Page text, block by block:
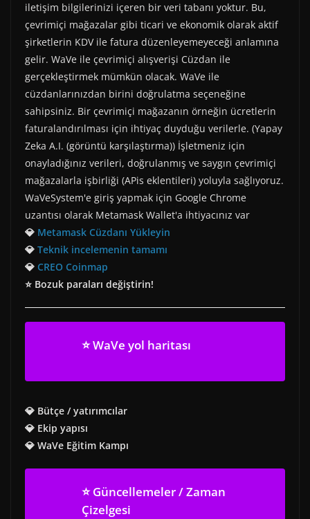
iletişim bilgilerinizi içeren bir veri tabanı yoktur. Bu,
çevrimiçi mağazalar gibi ticari ve ekonomik olarak aktif
şirketlerin KDV ile fatura düzenleyemeyeceği anlamına
gelir. WaVe ile çevrimiçi alışverişi Cüzdan ile
gerçekleştirmek mümkün olacak. WaVe ile
cüzdanlarınızdan birini doğrulatma seçeneğine
sahipsiniz. Bir çevrimiçi mağazanın örneğin ücretlerin
faturalandırılması için ihtiyaç duyduğu verilerle. (Yapay
Zeka A.I. (görüntü karşılaştırma)) İşletmeniz için
onayladığınız verileri, doğrulanmış ve saygın çevrimiçi
mağazalarla işbirliği (APis eklentileri) yoluyla sağlıyoruz.
WaVeSystem'e giriş yapmak için Google Chrome
uzantısı olarak Metamask Wallet'a ihtiyacınız var
💎 Metamask Cüzdanı Yükleyin
💎 Teknik incelemenin tamamı
💎 CREO Coinmap
⭐ Bozuk paraları değiştirin!
⭐ WaVe yol haritası
💎 Bütçe / yatırımcılar
💎 Ekip yapısı
💎 WaVe Eğitim Kampı
⭐ Güncellemeler / Zaman
Çizelgesi